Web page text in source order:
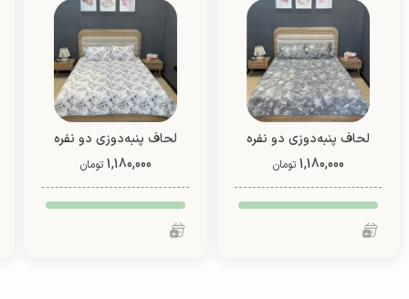
لحاف پنبه‌دوزی دو نفره
دو رو (طرح 3)
1,180,000 تومان
لحاف پنبه‌دوزی دو نفره
دو رو (طرح 2)
1,180,000 تومان